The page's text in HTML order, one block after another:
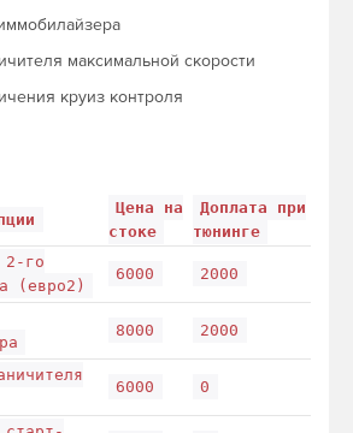
максимальной скорости
круиз контроля
Цена на
стоке
Доплата при
тюнинге
2-го
(евро2)
6000 2000
8000 2000
6000 0